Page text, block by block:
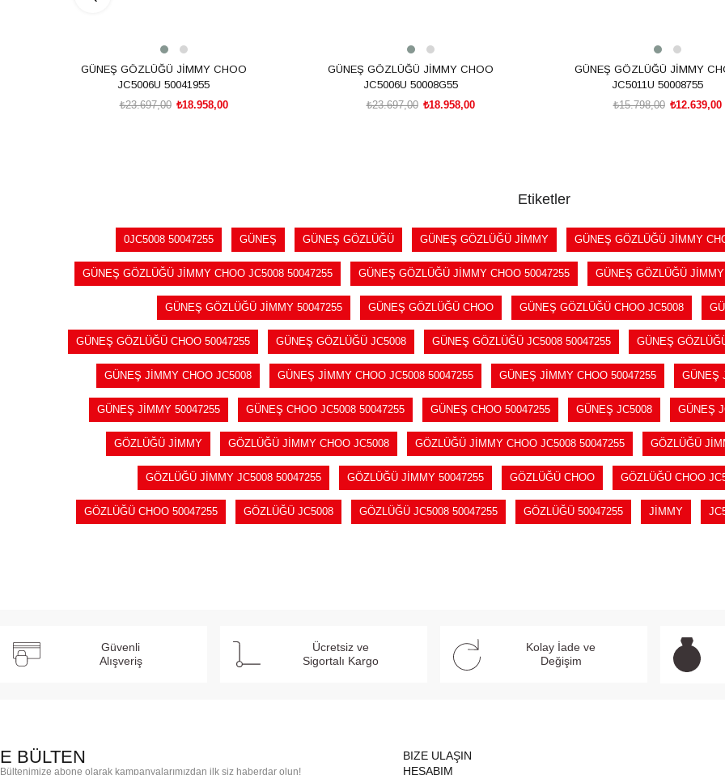
GÜNEŞ GÖZLÜĞÜ JİMMY CHOO
JC5006U 50041955
₺18.958,00
₺23.697,00
GÜNEŞ GÖZLÜĞÜ JİMMY CHOO
JC5006U 50008G55
₺18.958,00
₺23.697,00
GÜNEŞ GÖZLÜĞÜ JİMMY
JC5011U 50008755
₺12.639,00
₺15.798,00
Etiketler
0JC5008 50047255 GÜNEŞ GÜNEŞ GÖZLÜĞÜ GÜNEŞ GÖZLÜĞÜ JİMMY GÜNEŞ GÖZLÜĞÜ JİMMY
GÜNEŞ GÖZLÜĞÜ JİMMY CHOO JC5008 50047255 GÜNEŞ GÖZLÜĞÜ JİMMY CHOO 50047255 GÜNEŞ GÖZLÜĞÜ
GÜNEŞ GÖZLÜĞÜ JİMMY 50047255 GÜNEŞ GÖZLÜĞÜ CHOO GÜNEŞ GÖZLÜĞÜ CHOO JC5008
GÜNEŞ GÖZLÜĞÜ CHOO 50047255 GÜNEŞ GÖZLÜĞÜ JC5008 GÜNEŞ GÖZLÜĞÜ JC5008 50047255 GÜNEŞ
GÜNEŞ JİMMY CHOO JC5008 GÜNEŞ JİMMY CHOO JC5008 50047255 GÜNEŞ JİMMY CHOO 50047255 GÜNEŞ
GÜNEŞ JİMMY 50047255 GÜNEŞ CHOO JC5008 50047255 GÜNEŞ CHOO 50047255 GÜNEŞ JC5008 GÜNEŞ
GÖZLÜĞÜ JİMMY GÖZLÜĞÜ JİMMY CHOO JC5008 GÖZLÜĞÜ JİMMY CHOO JC5008 50047255 GÖZLÜĞÜ
GÖZLÜĞÜ JİMMY JC5008 50047255 GÖZLÜĞÜ JİMMY 50047255 GÖZLÜĞÜ CHOO GÖZLÜĞÜ CHOO
GÖZLÜĞÜ CHOO 50047255 GÖZLÜĞÜ JC5008 GÖZLÜĞÜ JC5008 50047255 GÖZLÜĞÜ 50047255 JİMMY
Güvenli
Alışveriş
Ücretsiz ve
Sigortalı Kargo
Kolay İade ve
Değişim
E BÜLTEN
Bültenimize abone olarak kampanyalarımızdan ilk siz haberdar olun!
BIZE ULAŞIN
HESABIM